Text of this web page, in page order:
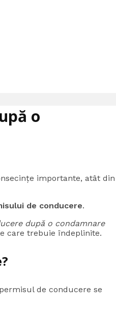
o
importante, atât din
de conducere.
după o condamnare
care trebuie îndeplinite.
de conducere se